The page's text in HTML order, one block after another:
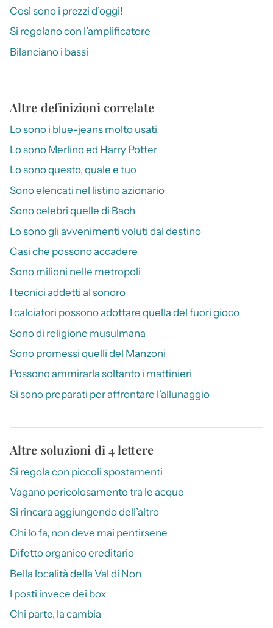
Così sono i prezzi d’oggi!
Si regolano con l’amplificatore
Bilanciano i bassi
Altre definizioni correlate
Lo sono i blue-jeans molto usati
Lo sono Merlino ed Harry Potter
Lo sono questo, quale e tuo
Sono elencati nel listino azionario
Sono celebri quelle di Bach
Lo sono gli avvenimenti voluti dal destino
Casi che possono accadere
Sono milioni nelle metropoli
I tecnici addetti al sonoro
I calciatori possono adottare quella del fuori gioco
Sono di religione musulmana
Sono promessi quelli del Manzoni
Possono ammirarla soltanto i mattinieri
Si sono preparati per affrontare l’allunaggio
Altre soluzioni di 4 lettere
Si regola con piccoli spostamenti
Vagano pericolosamente tra le acque
Si rincara aggiungendo dell’altro
Chi lo fa, non deve mai pentirsene
Difetto organico ereditario
Bella località della Val di Non
I posti invece dei box
Chi parte, la cambia